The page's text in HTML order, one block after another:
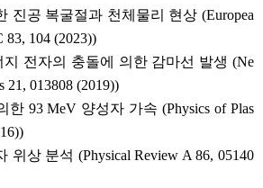
진공 복굴절과 천체물리 현상 (Europea
83, 104 (2023))
전자의 충돌에 의한 감마선 발생 (Ne
21, 013808 (2019))
한 93 MeV 양성자 가속 (Physics of Plas
위상 분석 (Physical Review A 86, 05140